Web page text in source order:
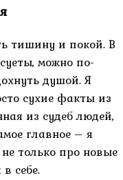
тишину и покой. В
можно по-
душой. Я
сухие факты из
из судеб людей,
главное – я
только про новые
себе.